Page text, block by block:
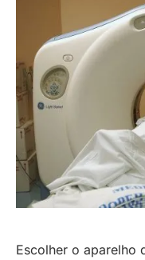
Escolher o aparelho